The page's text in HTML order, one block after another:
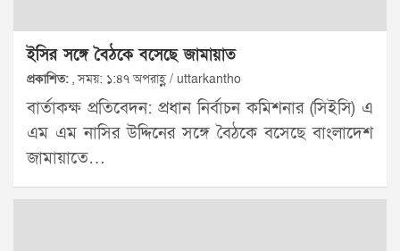
ইসির সঙ্গে বৈঠকে বসেছে জামায়াত
প্রকাশিত: , সময়: ১:৪৭ অপরাহ্ণ / uttarkantho
বার্তাকক্ষ প্রতিবেদন: প্রধান নির্বাচন কমিশনার (সিইসি) এ
এম এম নাসির উদ্দিনের সঙ্গে বৈঠকে বসেছে বাংলাদেশ
জামায়াতে…